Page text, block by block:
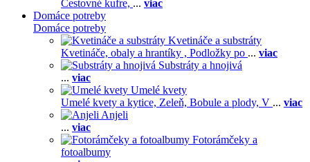
Cestovné kufre, ... viac
Domáce potreby
Domáce potreby
Kvetináče a substráty
Kvetináče, obaly a hrantíky , Podložky po ... viac
Substráty a hnojivá
... viac
Umelé kvety
Umelé kvety a kytice, Zeleň, Bobule a plody, V ... viac
Anjeli
... viac
Fotorámčeky a
fotoalbumy